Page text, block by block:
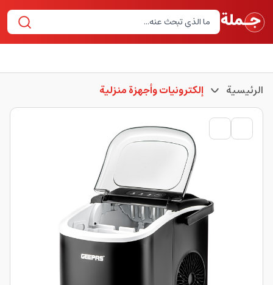
الرئيسية إلكترونيات وأجهزة منزلية